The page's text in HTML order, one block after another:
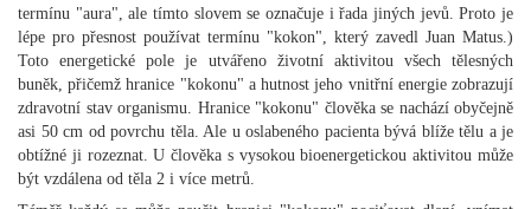
termínu "aura", ale tímto slovem se označuje i řada jiných jevů. Proto je
lépe pro přesnost používat termínu "kokon", který zavedl Juan Matus.)
Toto energetické pole je utvářeno životní aktivitou všech tělesných
buněk, přičemž hranice "kokonu" a hutnost jeho vnitřní energie zobrazují
zdravotní stav organismu. Hranice "kokonu" člověka se nachází obyčejně
asi 50 cm od povrchu těla. Ale u oslabeného pacienta bývá blíže tělu a je
obtížné ji rozeznat. U člověka s vysokou bioenergetickou aktivitou může
být vzdálena od těla 2 i více metrů.